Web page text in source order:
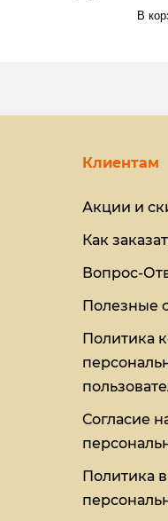
В
Клиентам
Акции и
Как
Вопрос-
Полезные
Политика
Согласие
Политика